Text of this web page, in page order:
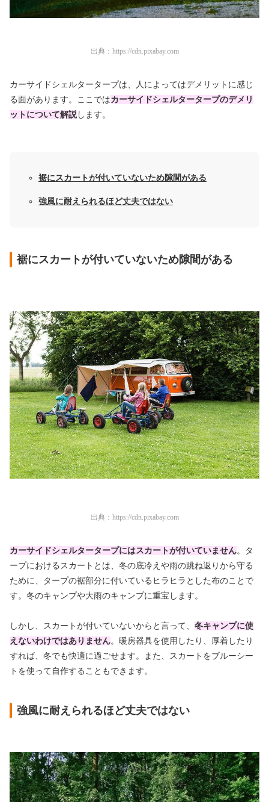
出典： https://cdn.pixabay.com
カーサイドシェルタータープは、人によってはデメリットに感じ
る面があります。ここではカーサイドシェルタータープのデメリ
ットについて解説 します。
裾にスカートが付いていないため隙間がある
強風に耐えられるほど丈夫ではない
裾にスカートが付いていないため隙間がある
出典： https://cdn.pixabay.com
カーサイドシェルタータープにはスカートが付いていません。タ
ープにおけるスカートとは、冬の底冷えや雨の跳ね返りから守る
ために、タープの裾部分に付いているヒラヒラとした布のことで
す。冬のキャンプや大雨のキャンプに重宝します。
しかし、スカートが付いていないからと言って、 冬キャンプに使
えないわけではありません。暖房器具を使用したり、厚着したり
すれば、冬でも快適に過ごせます。また、スカートをブルーシー
トを使って自作することもできます。
強風に耐えられるほど丈夫ではない